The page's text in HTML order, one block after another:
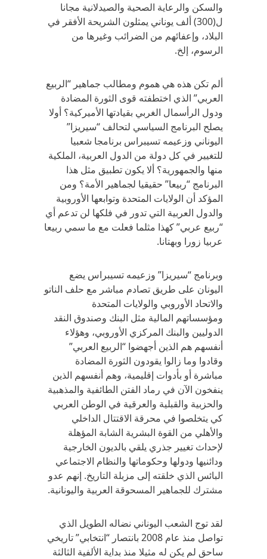
والسكن والرعاية الصحية والصيدلانية مجانا
ل(300) ألف يوناني يمثلون الشريحة الأفقر في
البلاد، وإعفائهم من الضرائب وغيرها من
الرسوم، إلخ.
ألم تكن هذه هي هموم ومطالب جماهير “الربيع
العربي” الذي اختطفته قوى الثورة المضادة
ودول الرأسمال الغربي بقيادتها الأميركية؟ أولا
يصلح البرنامج السياسي لتحالف “سيريزا”
اليوناني وزعيمه تسيبراس برنامجا شعبيا
للتغيير في كل دولة من الدول العربية، الملكية
منها والجمهورية؟ ألا يكون تطبيق مثل هذا
البرنامج “ربيعا” حقيقيا لجماهير الأمة؟ ومن
المؤكد أن الولايات المتحدة وتوابعها الأوروبية
والدول العربية التي تدور في فلكها لن تدعم أي
“ربيع عربي” كهذا مثلما فعلت مع ما سمي ربيعا
عربيا زورا وبهتانا.
وبرنامج “سيريزا” وزعيمه تسيبراس يضع
اليونان على طريق تصادم مباشر مع حلف الناتو
والاتحاد الأوروبي والولايات المتحدة
ومؤسساتهم المالية مثل البنك وصندوق النقد
الدوليين والبنك المركزي الأوروبي، وهؤلاء
أنفسهم هم الذين أجهضوا “الربيع العربي”
وقادوا وما زالوا يقودون الثورة المضادة
مباشرة أو بأدوات إقليمية، وهم أنفسهم الذين
ينفخون الآن في رماد الفتن الطائفية والمذهبية
والحزبية والقبلية والعرقية في الوطن العربي
كي يتخلصوا في محرقة الاقتتال الداخلي
والأهلي من القوة البشرية الشابة المؤهلة
لإحداث تغيير جذري يلقي بالديون الخارجية
ودائنيها ودولها وحكوماتها والنظام الاجتماعي
البائس الذي خلقته إلى مزبلة التاريخ. إنهم عدو
مشترك للجماهير المسحوقة العربية واليونانية.
لقد توج الشعب اليوناني نضاله الطويل الذي
تواصل منذ عام 2008 بانتصار “انتخابي” تاريخي
ساحق لم يكن له مثيلا منذ بداية الألفية الثالثة